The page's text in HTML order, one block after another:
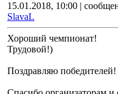
15.01.2018, 10:00 |
SlavaL
Хороший чемпионат!
Трудовой!)
Поздравляю победителей!